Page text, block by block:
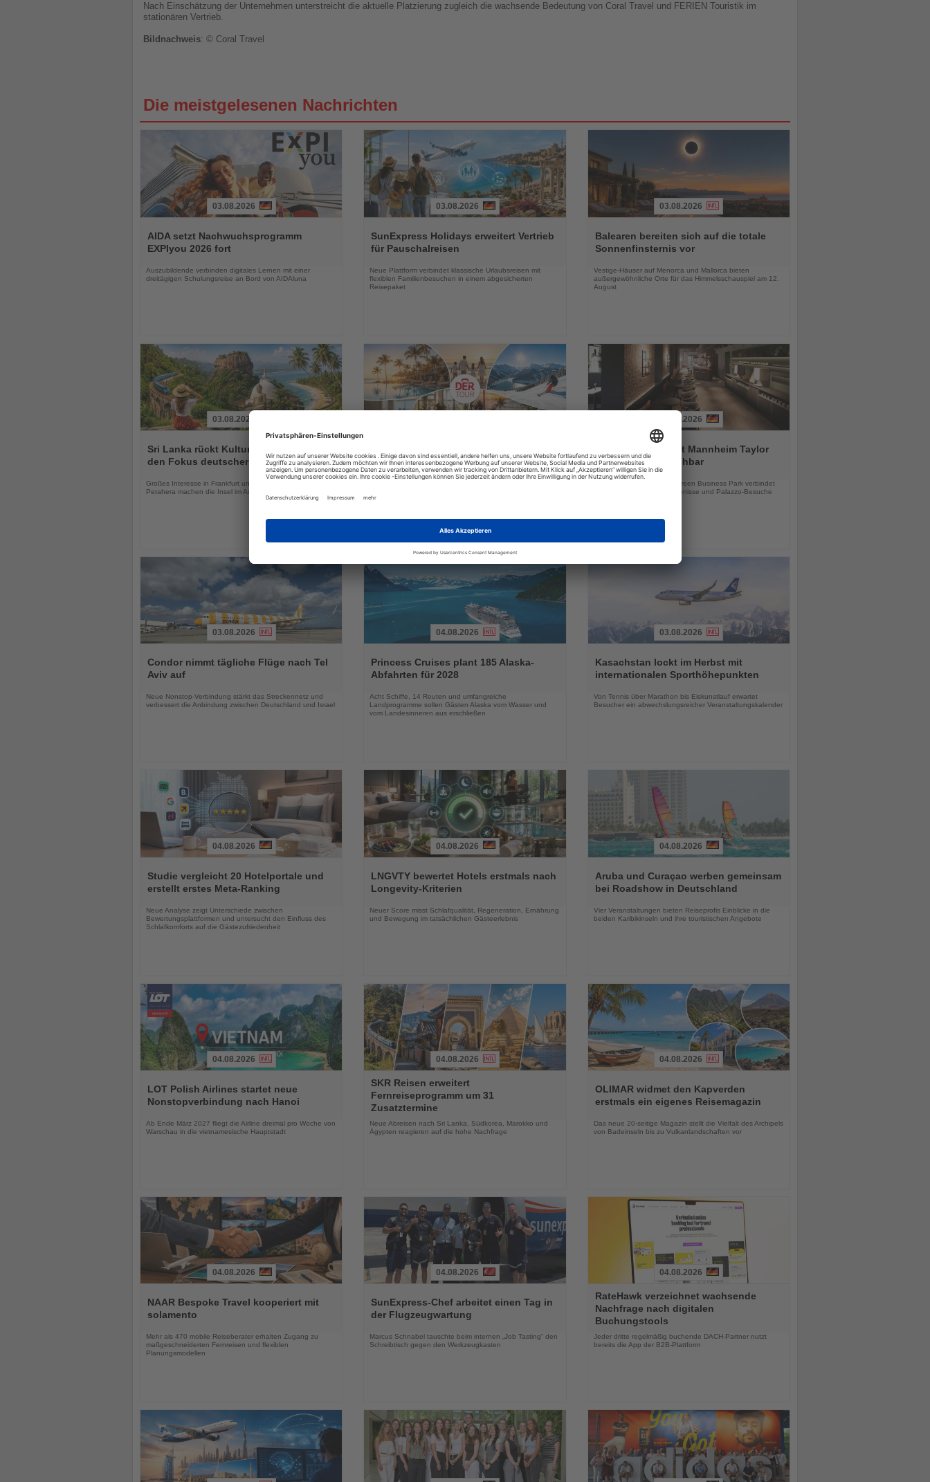
Nach Einschätzung der Unternehmen unterstreicht die aktuelle Platzierung zugleich die wachsende Bedeutung von Coral Travel und FERIEN Touristik im
stationären Vertrieb.
Bildnachweis: © Coral Travel
Die meistgelesenen Nachrichten
Sie
die
Nachrichten
03.08.2026
AIDA setzt Nachwuchsprogramm
EXPIyou 2026 fort
Auszubildende verbinden digitales Lernen mit einer
dreitägigen Schulungsreise an Bord von AIDAluna
Sie
die
03.08.2026
SunExpress Holidays erweitert Vertrieb
für Pauschalreisen
Neue Plattform verbindet klassische Urlaubsreisen mit
flexiblen Familienbesuchen in einem abgesicherten
Reisepaket
Sie
die
03.08.2026
Balearen bereiten sich auf die totale
Sonnenfinsternis vor
Vestige-Häuser auf Menorca und Mallorca bieten
außergewöhnliche Orte für das Himmelsschauspiel am 12.
August
Sie
die
03.08.2026
Sri Lanka rückt Kultur und Vielfalt in
den Fokus deutscher Urlauber
Großes Interesse in Frankfurt und das Kandy Esala
Perahera machen die Insel im August besonders attraktiv
die
Nachrichten
Winterangebot deutlich aus
Wintersaison 2026/27
die
Nachrichten
03.08.2026
Essential by Dorint Mannheim Taylor
Park ab sofort buchbar
Das neue Hotel im Taylor Green Business Park verbindet
Geschäftsreisen, Stadterlebnisse und Palazzo-Besuche
Sie
die
03.08.2026
Condor nimmt tägliche Flüge nach Tel
Aviv auf
Neue Nonstop-Verbindung stärkt das Streckennetz und
verbessert die Anbindung zwischen Deutschland und Israel
Sie
die
04.08.2026
Princess Cruises plant 185 Alaska-
Abfahrten für 2028
Acht Schiffe, 14 Routen und umfangreiche
Landprogramme sollen Gästen Alaska vom Wasser und
vom Landesinneren aus erschließen
Sie
die
03.08.2026
Kasachstan lockt im Herbst mit
internationalen Sporthöhepunkten
Von Tennis über Marathon bis Eiskunstlauf erwartet
Besucher ein abwechslungsreicher Veranstaltungskalender
Sie
die
04.08.2026
Studie vergleicht 20 Hotelportale und
erstellt erstes Meta-Ranking
Neue Analyse zeigt Unterschiede zwischen
Bewertungsplattformen und untersucht den Einfluss des
Schlafkomforts auf die Gästezufriedenheit
Sie
die
Nachrichten
04.08.2026
LNGVTY bewertet Hotels erstmals nach
Longevity-Kriterien
Neuer Score misst Schlafqualität, Regeneration, Ernährung
und Bewegung im tatsächlichen Gästeerlebnis
Sie
die
04.08.2026
Aruba und Curaçao werben gemeinsam
bei Roadshow in Deutschland
Vier Veranstaltungen bieten Reiseprofis Einblicke in die
beiden Karibikinseln und ihre touristischen Angebote
Sie
die
Nachrichten
04.08.2026
LOT Polish Airlines startet neue
Nonstopverbindung nach Hanoi
Ab Ende März 2027 fliegt die Airline dreimal pro Woche von
Warschau in die vietnamesische Hauptstadt
Sie
die
Nachrichten
04.08.2026
SKR Reisen erweitert
Fernreiseprogramm um 31
Zusatztermine
Neue Abreisen nach Sri Lanka, Südkorea, Marokko und
Ägypten reagieren auf die hohe Nachfrage
Sie
die
04.08.2026
OLIMAR widmet den Kapverden
erstmals ein eigenes Reisemagazin
Das neue 20-seitige Magazin stellt die Vielfalt des Archipels
von Badeinseln bis zu Vulkanlandschaften vor
Sie
die
04.08.2026
NAAR Bespoke Travel kooperiert mit
solamento
Mehr als 470 mobile Reiseberater erhalten Zugang zu
maßgeschneiderten Fernreisen und flexiblen
Planungsmodellen
Sie
die
Nachrichten
04.08.2026
SunExpress-Chef arbeitet einen Tag in
der Flugzeugwartung
Marcus Schnabel tauschte beim internen „Job Tasting“ den
Schreibtisch gegen den Werkzeugkasten
Sie
die
Nachrichten
04.08.2026
RateHawk verzeichnet wachsende
Nachfrage nach digitalen
Buchungstools
Jeder dritte regelmäßig buchende DACH-Partner nutzt
bereits die App der B2B-Plattform